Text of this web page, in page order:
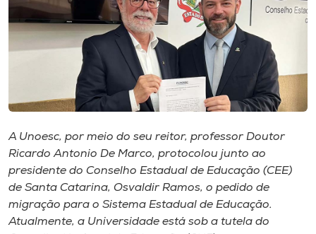
Diplomados
CPA
Biblioteca
Editora
A Unoesc, por meio do seu reitor, professor Doutor
Ricardo Antonio De Marco, protocolou junto ao
presidente do Conselho Estadual de Educação (CEE)
de Santa Catarina, Osvaldir Ramos, o pedido de
migração para o Sistema Estadual de Educação.
Atualmente, a Universidade está sob a tutela do